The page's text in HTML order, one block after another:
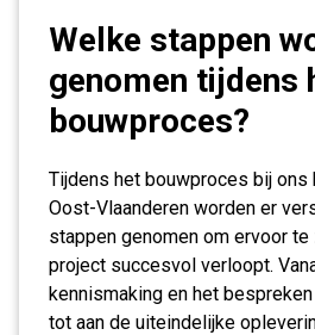
Welke stappen
genomen tijdens
bouwproces?
Tijdens het bouwproces bij ons
Oost-Vlaanderen worden er
stappen genomen om ervoor
project succesvol verloopt.
kennismaking en het
tot aan de uiteindelijke